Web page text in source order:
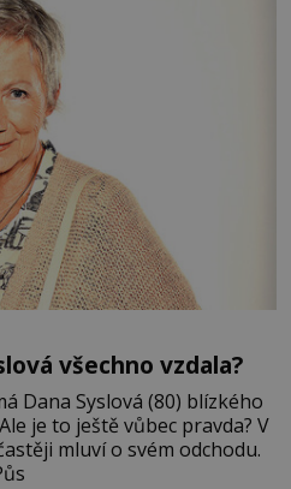
všechno vzdala?
Dana Syslová (80) blízkého
je to ještě vůbec pravda? V
mluví o svém odchodu.